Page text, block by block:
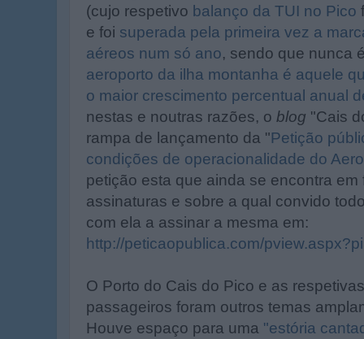
(cujo respetivo balanço da TUI no Pico
e foi superada pela primeira vez a
aéreos num só ano, sendo que nunca
aeroporto da ilha montanha é aquele
o maior crescimento percentual anual
nestas e noutras razões, o blog "Cais
rampa de lançamento da "Petição
condições de operacionalidade do
petição esta que ainda se encontra
assinaturas e sobre a qual convido
com ela a assinar a mesma em:
http://peticaopublica.com/
O Porto do Cais do Pico e as
passageiros foram outros temas
Houve espaço para uma "estória